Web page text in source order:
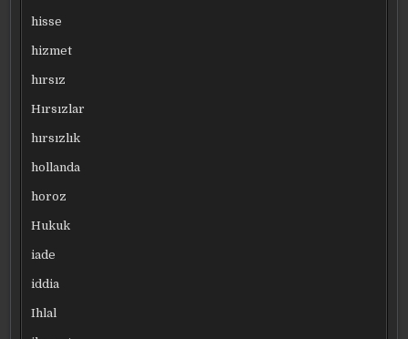
hisse
hizmet
hırsız
Hırsızlar
hırsızlık
hollanda
horoz
Hukuk
iade
iddia
Ihlal